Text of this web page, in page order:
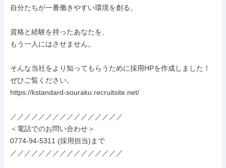
自分たちが一番働きやすい環境を創る。
資格と経験を持ったあなたを、
もう一人にはさせません。
そんな当社をより知ってもらうために採用HPを作成しました！
ぜひご覧ください。
https://kstandard-souraku.recruitsite.net/
／／／／／／／／／／／／／／／／
＜電話でのお問い合わせ＞
0774-94-5311 (採用担当)まで
／／／／／／／／／／／／／／／／